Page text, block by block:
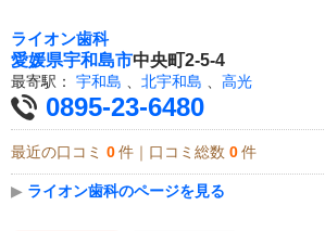
ライオン歯科
愛媛県宇和島市中央町2-5-4
最寄駅： 宇和島 、 北宇和島 、 高光
0895-23-6480
最近の口コミ 0 件｜口コミ総数 0 件
▶ ライオン歯科のページを見る